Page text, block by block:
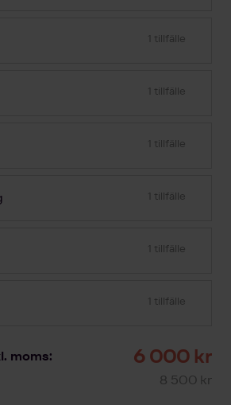
1 tillfälle
1 tillfälle
1 tillfälle
1 tillfälle
1 tillfälle
1 tillfälle
moms: 6 000 kr
8 500 kr